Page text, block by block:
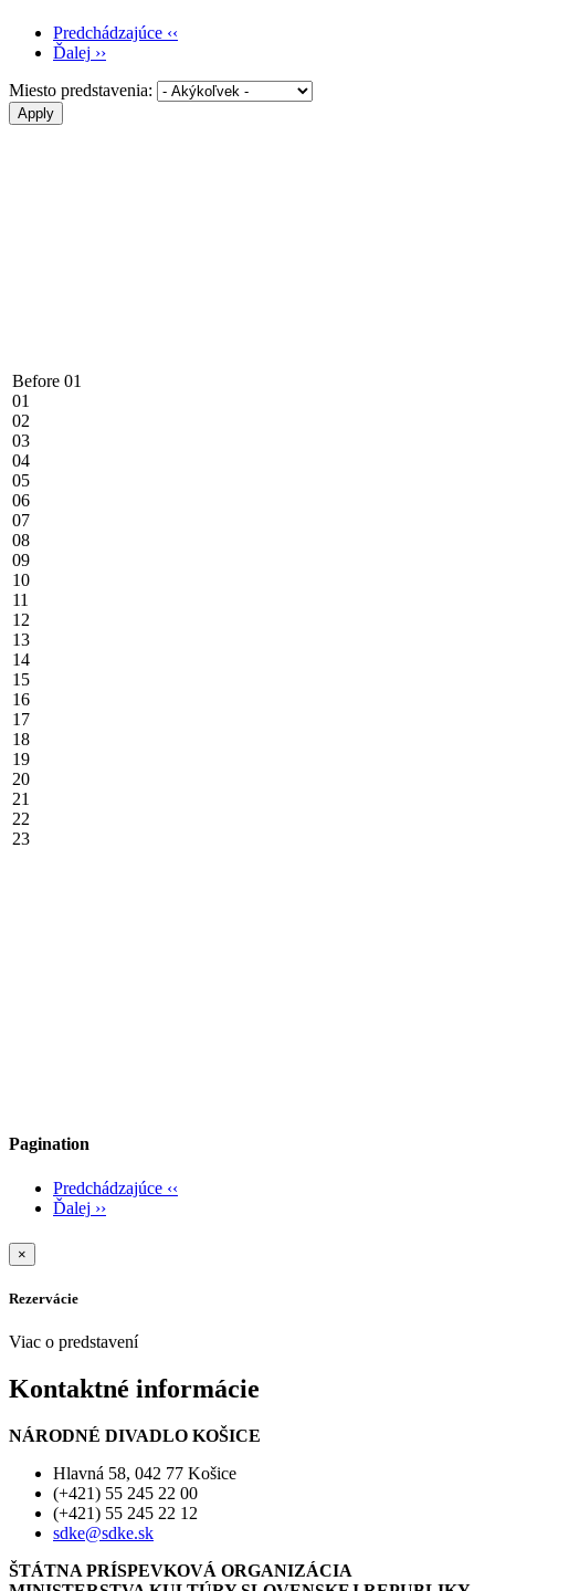
Predchádzajúce ‹‹
Ďalej ››
Miesto predstavenia:
Before 01
01
02
03
04
05
06
07
08
09
10
11
12
13
14
15
16
17
18
19
20
21
22
23
Pagination
Predchádzajúce ‹‹
Ďalej ››
×
Rezervácie
Viac o predstavení
Kontaktné informácie
NÁRODNÉ DIVADLO KOŠICE
Hlavná 58, 042 77 Košice
(+421) 55 245 22 00
(+421) 55 245 22 12
sdke@sdke.sk
ŠTÁTNA PRÍSPEVKOVÁ ORGANIZÁCIA